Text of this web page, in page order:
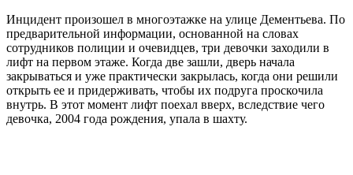
Инцидент произошел в многоэтажке на улице Дементьева. По
предварительной информации, основанной на словах
сотрудников полиции и очевидцев, три девочки заходили в
лифт на первом этаже. Когда две зашли, дверь начала
закрываться и уже практически закрылась, когда они решили
открыть ее и придерживать, чтобы их подруга проскочила
внутрь. В этот момент лифт поехал вверх, вследствие чего
девочка, 2004 года рождения, упала в шахту.